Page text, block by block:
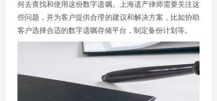
何去查找和使用这份数字遗嘱。上海遗产律师需要关注这
些问题，并为客户提供合理的建议和解决方案，比如协助
客户选择合适的数字遗嘱存储平台，制定备份计划等。